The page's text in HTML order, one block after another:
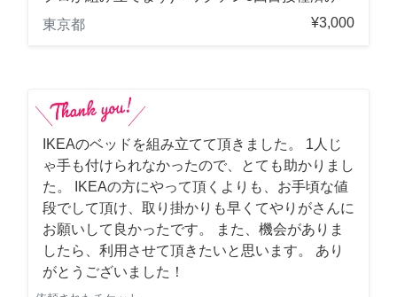
東京都
¥3,000
IKEAのベッドを組み立てて頂きました。 1人じ
ゃ手も付けられなかったので、とても助かりまし
た。 IKEAの方にやって頂くよりも、お手頃な値
段でして頂け、取り掛かりも早くてやりがさんに
お願いして良かったです。 また、機会がありま
したら、利用させて頂きたいと思います。 あり
がとうございました！